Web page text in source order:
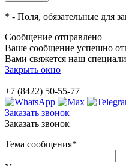
* - Поля, обязательные для
Сообщение отправлено
Ваше сообщение успешно
Вами свяжется наш
Закрыть окно
+7 (8422) 50-55-77
Заказать звонок
Заказать звонок
Тема сообщения*